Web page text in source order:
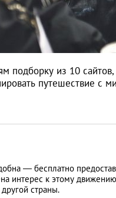
подборку из 10
путешествие с
— бесплатно
интерес к этому
страны.